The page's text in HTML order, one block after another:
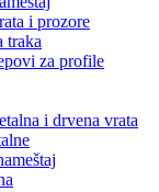
i prozore
traka
za profile
i drvena vrata